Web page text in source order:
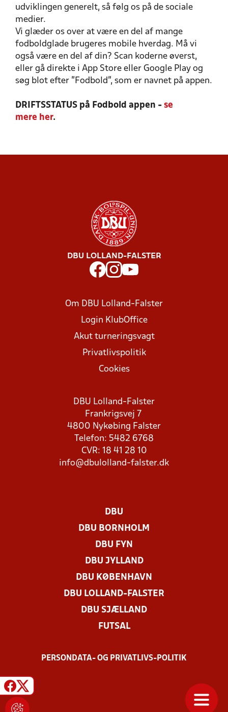
udviklingen generelt, så følg os på de sociale
medier.
Vi glæder os over at være en del af mange
fodboldglade brugeres mobile hverdag. Må vi
også være en del af din? Scan koderne øverst,
eller gå direkte i App Store eller Google Play og
søg blot efter "Fodbold", som er navnet på appen.
DRIFTSSTATUS på Fodbold appen - se
mere her.
DBU LOLLAND-FALSTER
Om DBU Lolland-Falster
Login KlubOffice
Akut turneringsvagt
Privatlivspolitik
Cookies
DBU Lolland-Falster
Frankrigsvej 7
4800 Nykøbing Falster
Telefon: 5482 6768
CVR: 18 41 28 10
info@dbulolland-falster.dk
DBU
DBU BORNHOLM
DBU FYN
DBU JYLLAND
DBU KØBENHAVN
DBU LOLLAND-FALSTER
DBU SJÆLLAND
FUTSAL
PERSONDATA- OG PRIVATLIVS-POLITIK